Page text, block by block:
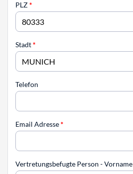
PLZ*
Stadt*
Telefon
Email Adresse*
Vertretungsbefugte Person - Vorname